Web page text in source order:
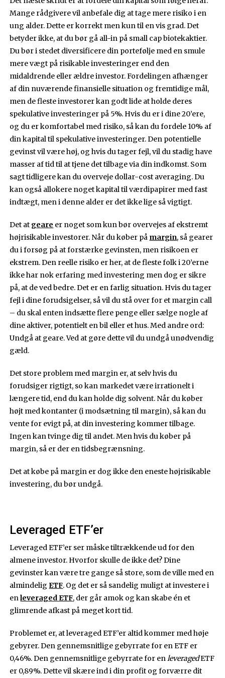
Mange rådgivere vil anbefale dig at tage mere risiko i en
ung alder. Dette er korrekt men kun til en vis grad. Det
betyder ikke, at du bør gå all-in på small cap biotekaktier.
Du bør i stedet diversificere din portefølje med en smule
mere vægt på risikable investeringer end den
midaldrende eller ældre investor. Fordelingen afhænger
af din nuværende finansielle situation og fremtidige mål,
men de fleste investorer kan godt lide at holde deres
spekulative investeringer på 5%. Hvis du er i dine 20’ere,
og du er komfortabel med risiko, så kan du fordele 10% af
din kapital til spekulative investeringer. Den potentielle
gevinst vil være høj, og hvis du tager fejl, vil du stadig have
masser af tid til at tjene det tilbage via din indkomst. Som
sagt tidligere kan du overveje dollar-cost averaging. Du
kan også allokere noget kapital til værdipapirer med fast
indtægt, men i denne alder er det ikke lige så vigtigt.
Det at geare er noget som kun bør overvejes af ekstremt
højrisikable investorer. Når du køber på margin, så gearer
du i forsøg på at forstærke gevinsten, men risikoen er
ekstrem. Den reelle risiko er her, at de fleste folk i 20’erne
ikke har nok erfaring med investering men dog er sikre
på, at de ved bedre. Det er en farlig situation. Hvis du tager
fejl i dine forudsigelser, så vil du stå over for et margin call
– du skal enten indsætte flere penge eller sælge nogle af
dine aktiver, potentielt en bil eller et hus. Med andre ord:
Undgå at geare. Ved at gøre dette vil du undgå unødvendig
gæld.
Det store problem med margin er, at selv hvis du
forudsiger rigtigt, so kan markedet være irrationelt i
længere tid, end du kan holde dig solvent. Når du køber
højt med kontanter (i modsætning til margin), så kan du
vente for evigt på, at din investering kommer tilbage.
Ingen kan tvinge dig til andet. Men hvis du køber på
margin, så er der en tidsbegrænsning.
Det at købe på margin er dog ikke den eneste højrisikable
investering, du bør undgå.
Leveraged ETF’er
Leveraged ETF’er ser måske tiltrækkende ud for den
almene investor. Hvorfor skulle de ikke det? Dine
gevinster kan være tre gange så store, som de ville med en
almindeligETF. Og det er så sandelig muligt at investere i
enleveraged ETF, der går amok og kan skabe én et
glimrende afkast på meget kort tid.
Problemet er, at leveraged ETF’er altid kommer med høje
gebyrer. Den gennemsnitlige gebyrrate for en ETF er
0,46%. Den gennemsnitlige gebyrrate for en leveragedETF
er 0,89%. Dette vil skære ind i din profit og forværre dit